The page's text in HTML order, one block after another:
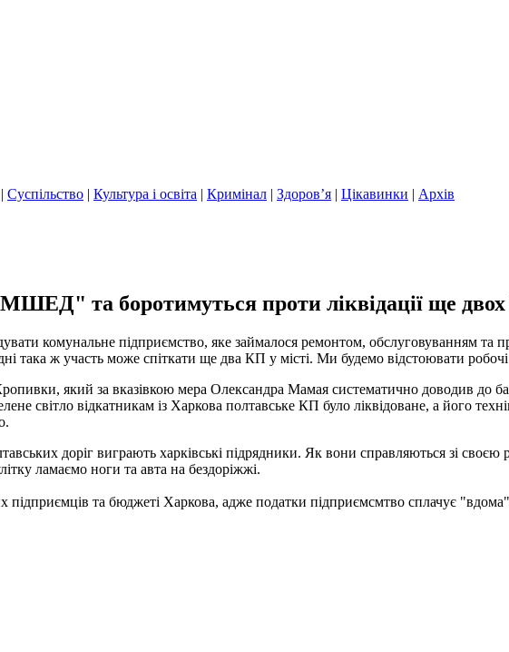
| Суспільство | Культура і освіта | Кримінал | Здоров’я | Цікавинки | Архів
та боротимуться проти ліквідації ще
комунальне підприємство, яке займалося ремонтом, обслуговуванням та
така ж участь може спіткати ще два КП у місті. Ми будемо відстоювати робочі
який за вказівкою мера Олександра Мамая систематично доводив до
світло відкатникам із Харкова полтавське КП було ліквідоване, а його
доріг виграють харківські підрядники. Як вони справляються зі своєю
ламаємо ноги та авта на бездоріжжі.
підприємців та бюджеті Харкова, адже податки підприємсмтво сплачує